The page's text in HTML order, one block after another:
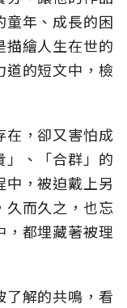
年、成長的困
描繪人生在世的
的短文中，檢
，卻又害怕成
、「合群」的
，被迫戴上另
而久之，也忘
都埋藏著被理
了解的共鳴，看